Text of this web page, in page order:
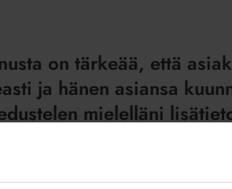
on tärkeää, että
ja hänen asiansa
mielelläni
tarpeeseen parhaan